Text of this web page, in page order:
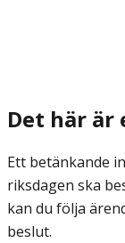
Det här
Ett betänkande
riksdagen ska
kan du följa
beslut.